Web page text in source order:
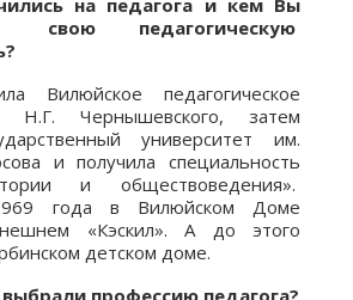
на педагога и кем Вы
педагогическую
Вилюйское педагогическое
Чернышевского, затем
университет им.
и получила специальность
и обществоведения».
года в Вилюйском Доме
«Кэскил». А до этого
детском доме.
профессию педагога?